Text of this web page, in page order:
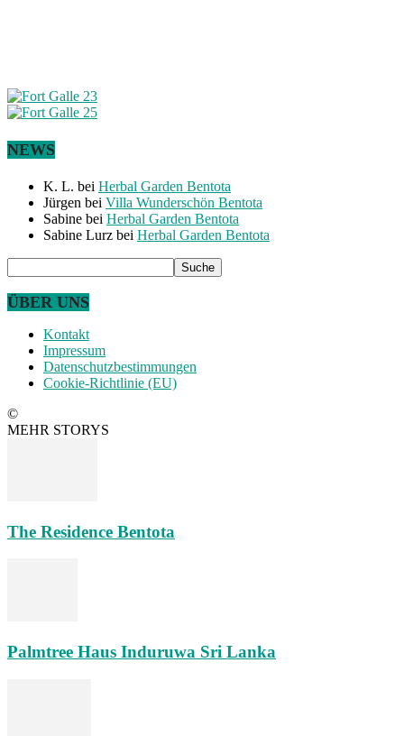
NEWS
K. L. bei Herbal Garden Bentota
Jürgen bei Villa Wunderschön Bentota
Sabine bei Herbal Garden Bentota
Sabine Lurz bei Herbal Garden Bentota
ÜBER UNS
Kontakt
Impressum
Datenschutzbestimmungen
Cookie-Richtlinie (EU)
©
MEHR STORYS
The Residence Bentota
Palmtree Haus Induruwa Sri Lanka